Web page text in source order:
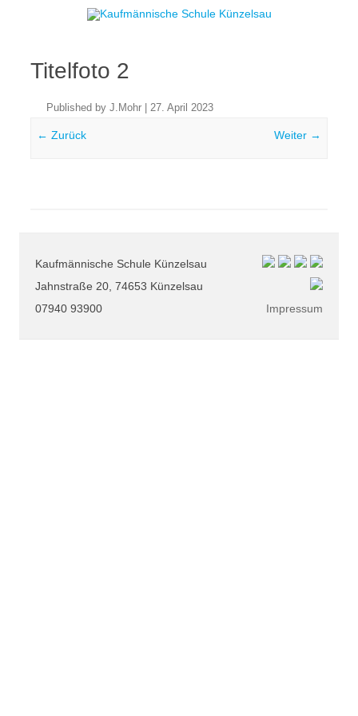
Titelfoto 2
Published by J.Mohr 27. April 2023
← Zurück Weiter →
Kaufmännische Schule Künzelsau
Jahnstraße 20, 74653 Künzelsau
07940 93900
Impressum